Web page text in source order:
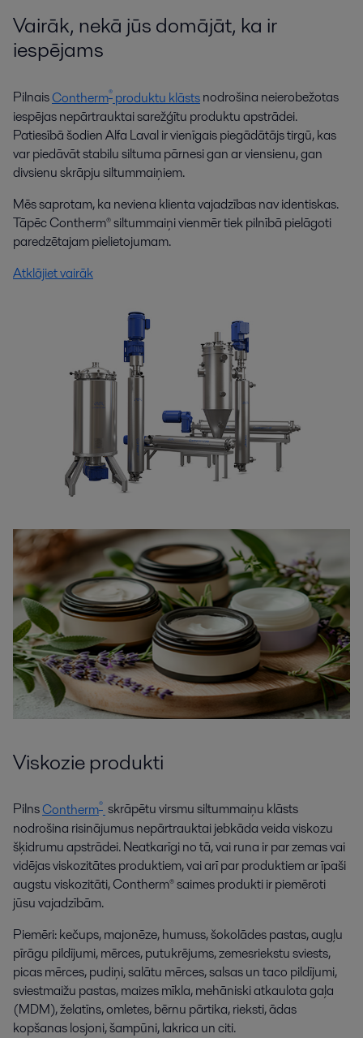
Vairāk, nekā jūs domājāt, ka ir
iespējams
PilnaisContherm® produktu klāstsnodrošina neierobežotas
iespējas nepārtrauktai sarežģītu produktu apstrādei.
Patiesībā šodien Alfa Laval ir vienīgais piegādātājs tirgū, kas
var piedāvāt stabilu siltuma pārnesi gan ar viensienu, gan
divsienu skrāpju siltummaiņiem.
Mēs saprotam, ka neviena klienta vajadzības nav identiskas.
Tāpēc Contherm® siltummaiņi vienmēr tiek pilnībā pielāgoti
paredzētajam pielietojumam.
Atklājiet vairāk
Viskozie produkti
PilnsContherm® skrāpētu virsmu siltummaiņu klāsts
nodrošina risinājumus nepārtrauktai jebkāda veida viskozu
šķidrumu apstrādei. Neatkarīgi no tā, vai runa ir par zemas vai
vidējas viskozitātes produktiem, vai arī par produktiem ar īpaši
augstu viskozitāti, Contherm® saimes produkti ir piemēroti
jūsu vajadzībām.
Piemēri: kečups, majonēze, humuss, šokolādes pastas, augļu
pīrāgu pildījumi, mērces, putukrējums, zemesriekstu sviests,
picas mērces, pudiņi, salātu mērces, salsas un taco pildījumi,
sviestmaižu pastas, maizes mīkla, mehāniski atkaulota gaļa
(MDM), želatīns, omletes, bērnu pārtika, rieksti, ādas
kopšanas losjoni, šampūni, lakrica un citi.